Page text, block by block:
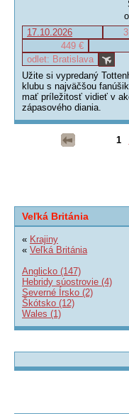
17.10.2026
449 €
odlet: Bratislava
Užite si vypredaný
klubu s najväčšou
mať príležitosť vidieť v
zápasového diania.
1
Veľká Británia
« Krajiny
« Veľká Británia
Anglicko (147)
Hebridy súostrovie (4)
Severné Írsko (2)
Škótsko (12)
Wales (1)